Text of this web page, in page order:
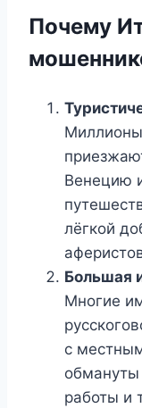
Почему
Миллионы
Венецию
лёгкой
Большая
Многие
с
работы и